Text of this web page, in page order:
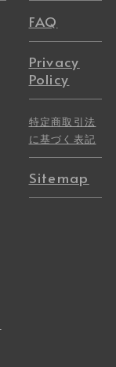
FAQ
Privacy
Policy
特定商取引法
に基づく表記
Sitemap